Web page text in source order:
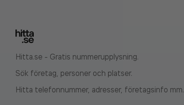
Hitta.se - Gratis nummerupplysning.
Sök företag, personer och platser.
Hitta telefonnummer, adresser, företagsinfo mm.